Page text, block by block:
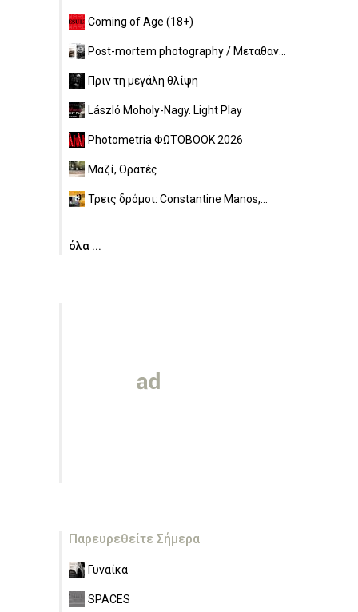
Coming of Age (18+)
Post-mortem photography / Μεταθαν...
Πριν τη μεγάλη θλίψη
László Moholy-Nagy. Light Play
Photometria ΦΩΤΟBOOK 2026
Μαζί, Ορατές
Τρεις δρόμοι: Constantine Manos,...
όλα ...
Παρευρεθείτε Σήμερα
Γυναίκα
SPACES